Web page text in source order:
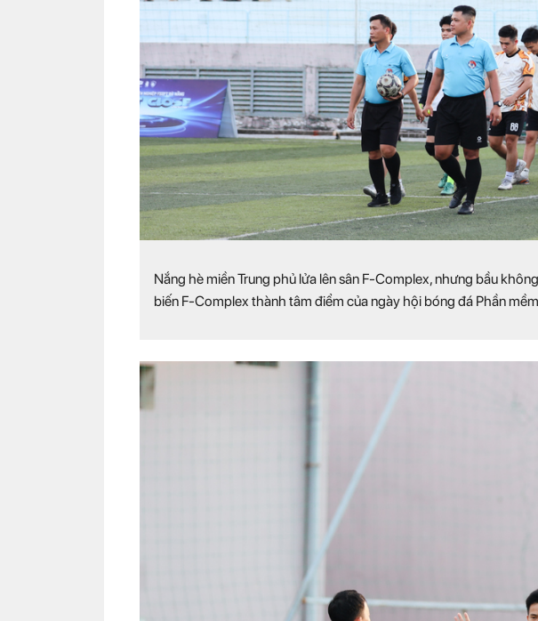
Nắng hè miền Trung phủ lửa lên sân F-Complex, nhưng bầu
biến F-Complex thành tâm điểm của ngày hội bóng đá Phần